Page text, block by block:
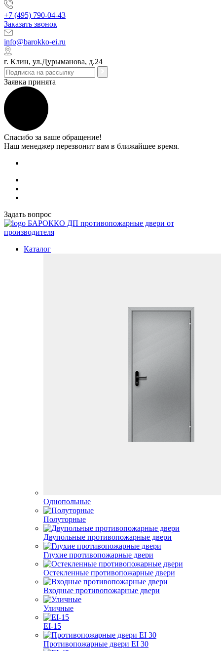
+7 (495) 790-04-43
Заказать звонок
info@barokko-ei.ru
г. Клин, ул.Дурыманова, д.24
Заявка принята
Спасибо за ваше обращение!
Наш менеджер перезвонит вам в ближайшее время.
Задать вопрос
БАРОККО ДП противопожарные двери от
производителя
Каталог
Однопольные
Полуторные
Двупольные противопожарные двери
Глухие противопожарные двери
Остекленные противопожарные двери
Входные противопожарные двери
Уличные
EI-15
Противопожарные двери EI 30